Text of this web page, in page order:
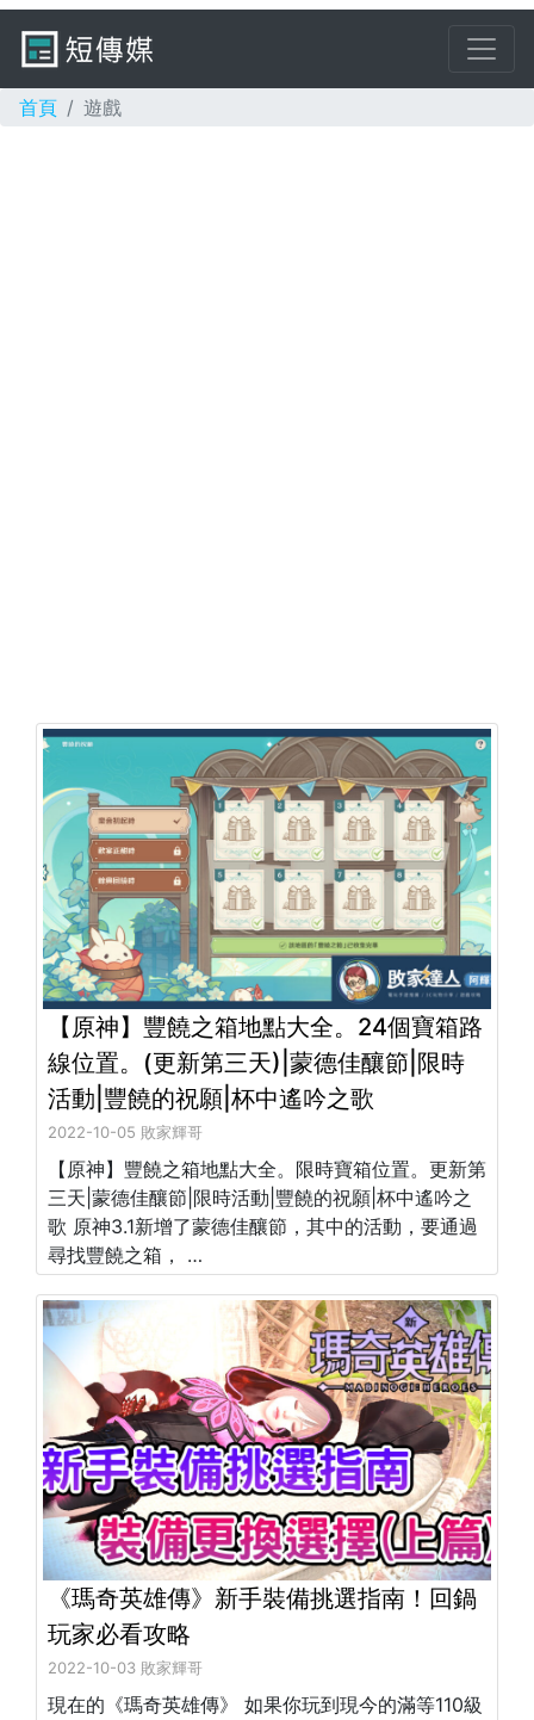
首頁 遊戲
【原神】豐饒之箱地點大全。24個寶箱路
線位置。(更新第三天)|蒙德佳釀節|限時
活動|豐饒的祝願|杯中遙吟之歌
2022-10-05 敗家輝哥
【原神】豐饒之箱地點大全。限時寶箱位置。更新第
三天|蒙德佳釀節|限時活動|豐饒的祝願|杯中遙吟之
歌 原神3.1新增了蒙德佳釀節，其中的活動，要通過
尋找豐饒之箱， …
《瑪奇英雄傳》新手裝備挑選指南！回鍋
玩家必看攻略
2022-10-03 敗家輝哥
現在的《瑪奇英雄傳》 如果你玩到現今的滿等110級